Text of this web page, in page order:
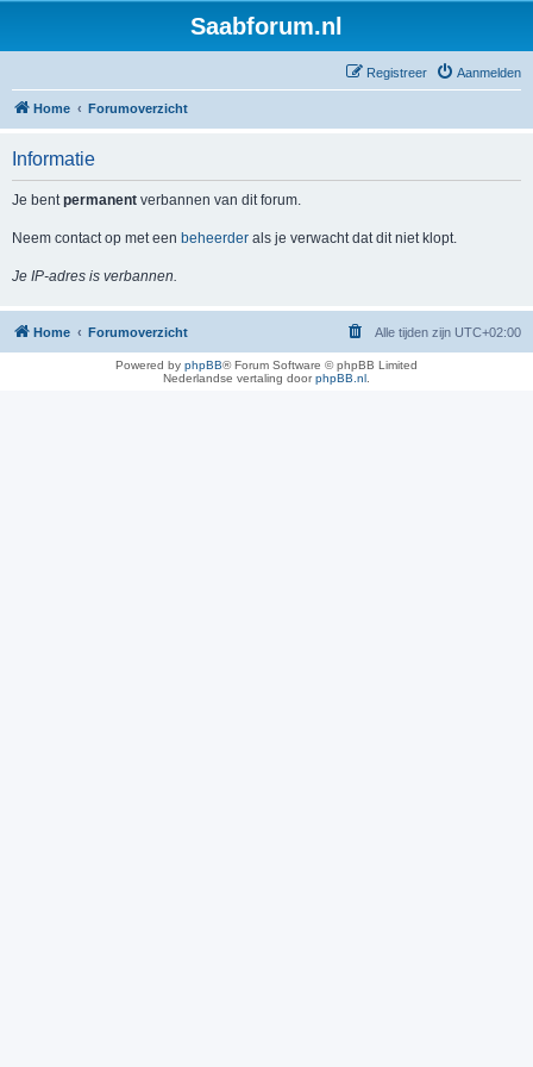
Saabforum.nl
Aanmelden
Registreer
Home Forumoverzicht
Informatie
Je bentpermanent verbannen van dit forum.
Neem contact op met een beheerder als je verwacht dat dit niet klopt.
Je IP-adres is verbannen.
Home Forumoverzicht Alle tijden zijn UTC+02:00
Powered by phpBB® Forum Software © phpBB Limited
Nederlandse vertaling doorphpBB.nl